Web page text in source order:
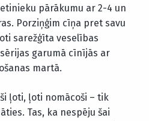
pārākumu ar 2-4 un
Porziņģim cīņa pret savu
sarežģīta veselības
garumā cīnījās ar
martā.
ļoti, ļoti nomācoši – tik
Tas, ka nespēju šai